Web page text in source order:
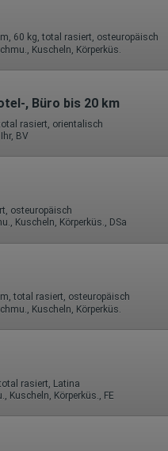
oder verweisende
auf weitere Seiten des Portals
wird verwendet, um Daten
Hotjar kann auch im Rahmen
die auf unserer Website
Informationen verarbeiten.
60 kg, total rasiert, osteuropäisch
Kuscheln, Körperküs.
, Büro bis 20 km
rasiert, orientalisch
BV
osteuropäisch
Kuscheln, Körperküs., DSa
total rasiert, osteuropäisch
Kuscheln, Körperküs.
rasiert, Latina
Kuscheln, Körperküs., FE